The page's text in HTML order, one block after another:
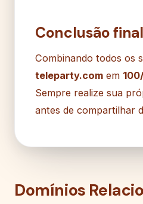
Conclusão final
Combinando todos os
teleparty.com em
Sempre realize sua
antes de compartilhar
Domínios